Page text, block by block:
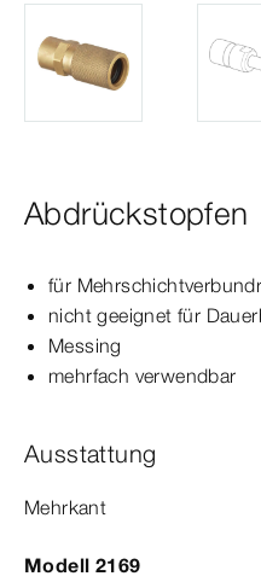
Abdrückstopfen
für
nicht geeignet für
Messing
mehrfach verwendbar
Ausstattung
Mehrkant
Modell 2169